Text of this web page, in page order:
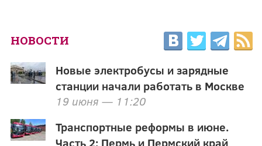
НОВОСТИ
Новые электробусы и зарядные
станции начали работать в Москве
19 июня — 11:20
Транспортные реформы в июне.
Часть 2: Пермь и Пермский край